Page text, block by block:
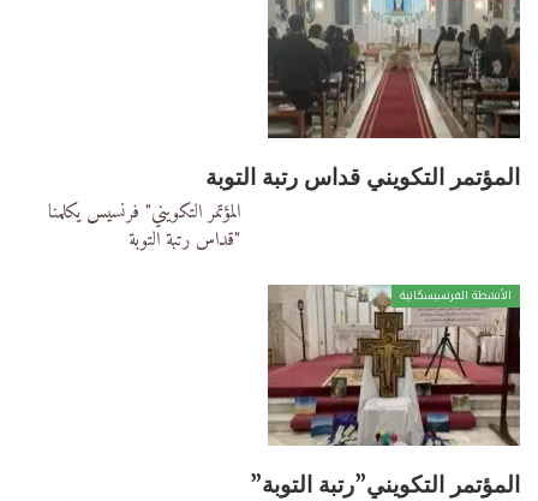
المؤتمر التكويني قداس رتبة التوبة
المؤتمر التكويني" فرنسيس يكلمنا
"قداس رتبة التوبة
الأنشطة الفرنسيسكانية
المؤتمر التكويني”رتبة التوبة”